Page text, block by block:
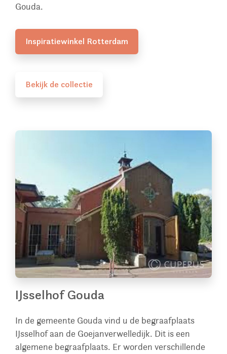
Gouda.
Inspiratiewinkel Rotterdam
Bekijk de collectie
IJsselhof Gouda
In de gemeente Gouda vind u de begraafplaats
IJsselhof aan de Goejanverwelledijk. Dit is een
algemene begraafplaats. Er worden verschillende